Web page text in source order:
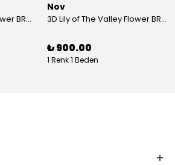
3D Lily of The Valley Flower BRACELET G
Nov
3D Lily of The Valley Flower BRACELET S
₺ 900.00
1 Renk 1 Beden